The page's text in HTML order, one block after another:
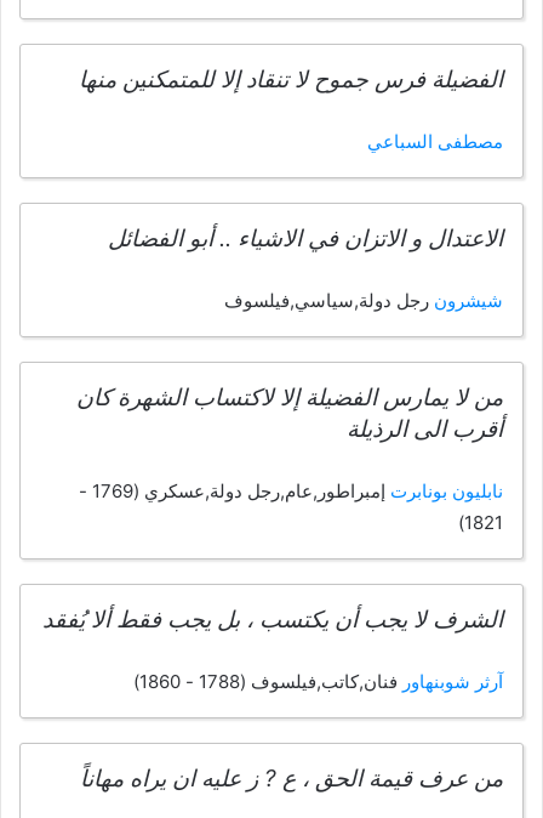
الفضيلة فرس جموح لا تنقاد إلا للمتمكنين منها
مصطفى السباعي
الاعتدال و الاتزان في الاشياء .. أبو الفضائل
شيشرون رجل دولة,سياسي,فيلسوف
من لا يمارس الفضيلة إلا لاكتساب الشهرة كان
أقرب الى الرذيلة
نابليون بونابرت
إمبراطور,عام,رجل دولة,عسكري (1769 -
1821)
الشرف لا يجب أن يكتسب ، بل يجب فقط ألا يُفقد
آرثر شوبنهاور فنان,كاتب,فيلسوف (1788 - 1860)
من عرف قيمة الحق ، ع ? ز عليه ان يراه مهاناً